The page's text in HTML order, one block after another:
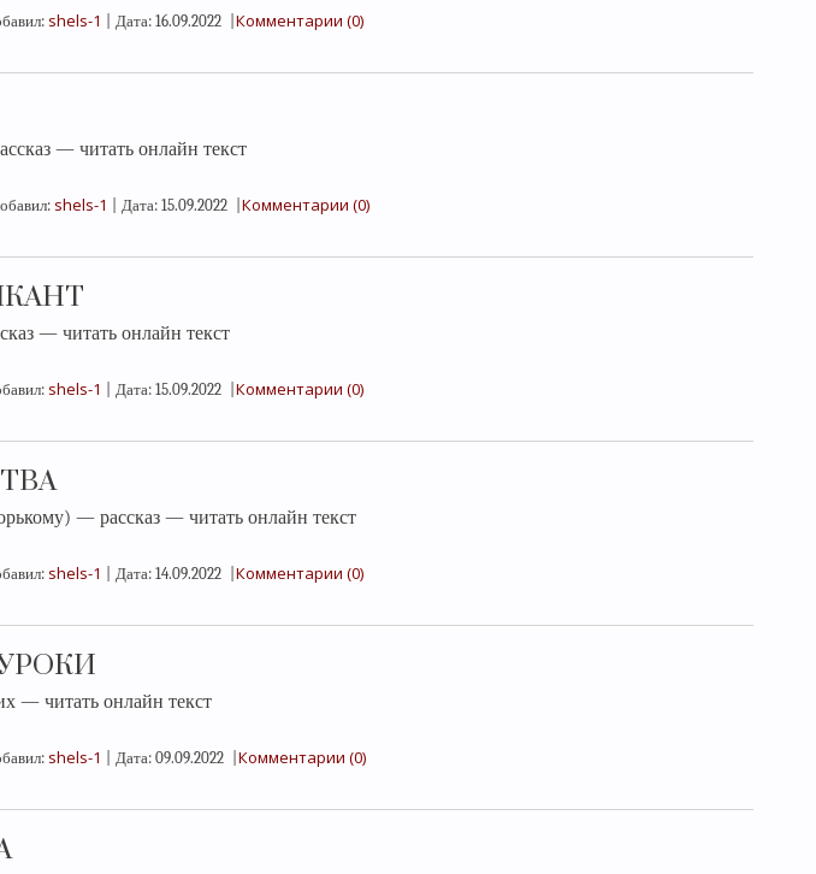
shels-1 Дата: 16.09.2022 Комментарии (0)
— читать онлайн текст
shels-1 Дата: 15.09.2022 Комментарии (0)
— читать онлайн текст
shels-1 Дата: 15.09.2022 Комментарии (0)
— рассказ — читать онлайн текст
shels-1 Дата: 14.09.2022 Комментарии (0)
читать онлайн текст
shels-1 Дата: 09.09.2022 Комментарии (0)